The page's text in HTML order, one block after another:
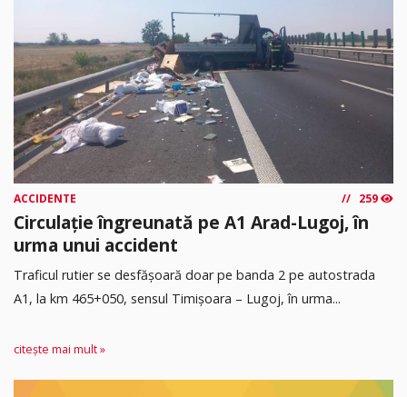
ACCIDENTE 259
Circulație îngreunată pe A1 Arad-Lugoj, în
urma unui accident
Traficul rutier se desfășoară doar pe banda 2 pe autostrada
A1, la km 465+050, sensul Timişoara – Lugoj, în urma...
citește mai mult »